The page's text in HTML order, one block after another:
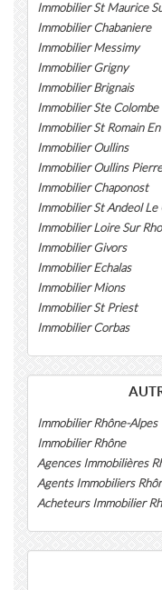
Immobilier St Maurice
Immobilier Chabaniere
Immobilier Messimy
Immobilier Grigny
Immobilier Brignais
Immobilier Ste Colombe
Immobilier St Romain
Immobilier Oullins
Immobilier Oullins
Immobilier Chaponost
Immobilier St Andeol Le
Immobilier Loire Sur
Immobilier Givors
Immobilier Echalas
Immobilier Mions
Immobilier St Priest
Immobilier Corbas
Immobilier Rhône-Alpes
Immobilier Rhône
Agences Immobilières
Agents Immobiliers
Acheteurs Immobilier